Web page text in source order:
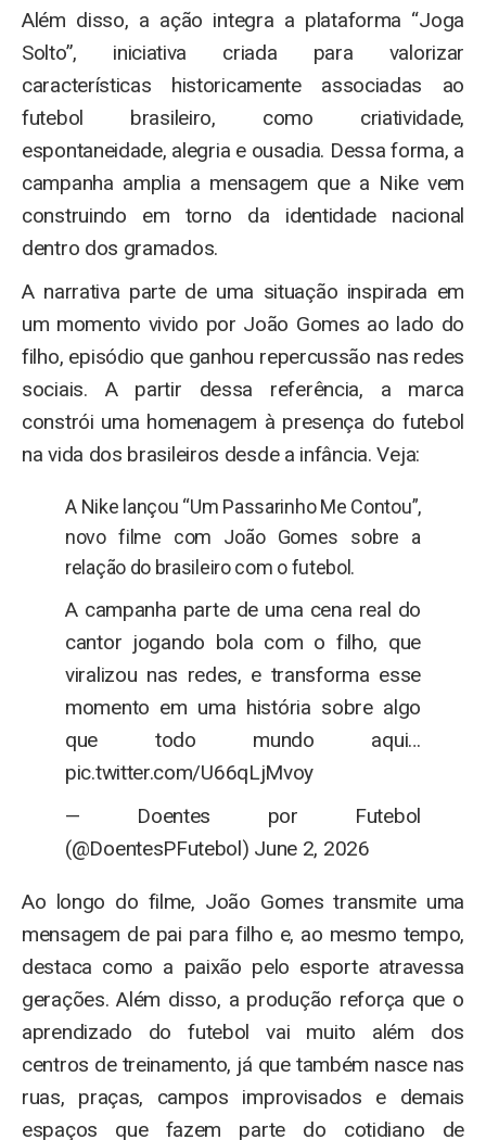
Além disso, a ação integra a plataforma “Joga
Solto”, iniciativa criada para valorizar
características historicamente associadas ao
futebol brasileiro, como criatividade,
espontaneidade, alegria e ousadia. Dessa forma, a
campanha amplia a mensagem que a Nike vem
construindo em torno da identidade nacional
dentro dos gramados.
A narrativa parte de uma situação inspirada em
um momento vivido por João Gomes ao lado do
filho, episódio que ganhou repercussão nas redes
sociais. A partir dessa referência, a marca
constrói uma homenagem à presença do futebol
na vida dos brasileiros desde a infância. Veja:
A Nike lançou “Um Passarinho Me Contou”,
novo filme com João Gomes sobre a
relação do brasileiro com o futebol.
A campanha parte de uma cena real do
cantor jogando bola com o filho, que
viralizou nas redes, e transforma esse
momento em uma história sobre algo
que todo mundo aqui…
pic.twitter.com/U66qLjMvoy
— Doentes por Futebol
(@DoentesPFutebol) June 2, 2026
Ao longo do filme, João Gomes transmite uma
mensagem de pai para filho e, ao mesmo tempo,
destaca como a paixão pelo esporte atravessa
gerações. Além disso, a produção reforça que o
aprendizado do futebol vai muito além dos
centros de treinamento, já que também nasce nas
ruas, praças, campos improvisados e demais
espaços que fazem parte do cotidiano de